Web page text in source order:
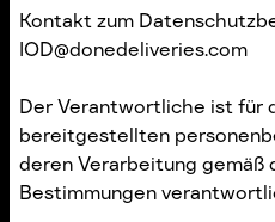
Kontakt zum
IOD@donedeliveries.com
Der Verantwortliche ist für
bereitgestellten
deren Verarbeitung gemäß
Bestimmungen